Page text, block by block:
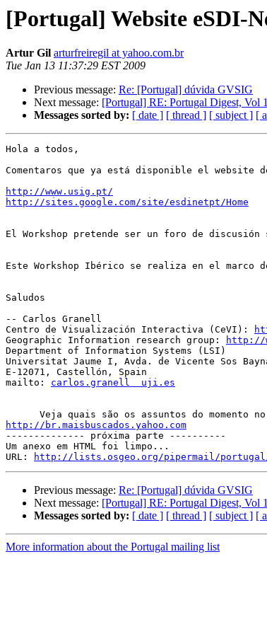
[Portugal] Website eSDI-
Artur Gil arturfreiregil at yahoo.com.br
Tue Jan 13 11:37:29 EST 2009
Previous message: Re: [Portugal] dúvida GVSIG
Next message: [Portugal] RE: Portugal Digest, Vol
Messages sorted by: [ date ] [ thread ] [ subject ] [
Hola a todos,
Comentaros que ya está disponible el website
http://www.usig.pt/
http://sites.google.com/site/esdinetpt/Home
El Workshop pretende ser un foro de
Este Workshop Ibérico se realiza en el marco
Saludos
-- Carlos Granell
Centro de Visualización Interactiva (CeVI):
Geographic Information research group:
http://
Department of Information Systems (LSI)
Universitat Jaume I, Avda. de Vicente Sos
E-12071, Castellón, Spain
mailto: carlos.granell  uji.es
http://br.maisbuscados.yahoo.com
-------------- próxima parte ----------
Um anexo em HTML foi limpo...
URL:
http://lists.osgeo.org/pipermail/portugal/
Previous message: Re: [Portugal] dúvida GVSIG
Next message: [Portugal] RE: Portugal Digest, Vol
Messages sorted by: [ date ] [ thread ] [ subject ] [
More information about the Portugal mailing list